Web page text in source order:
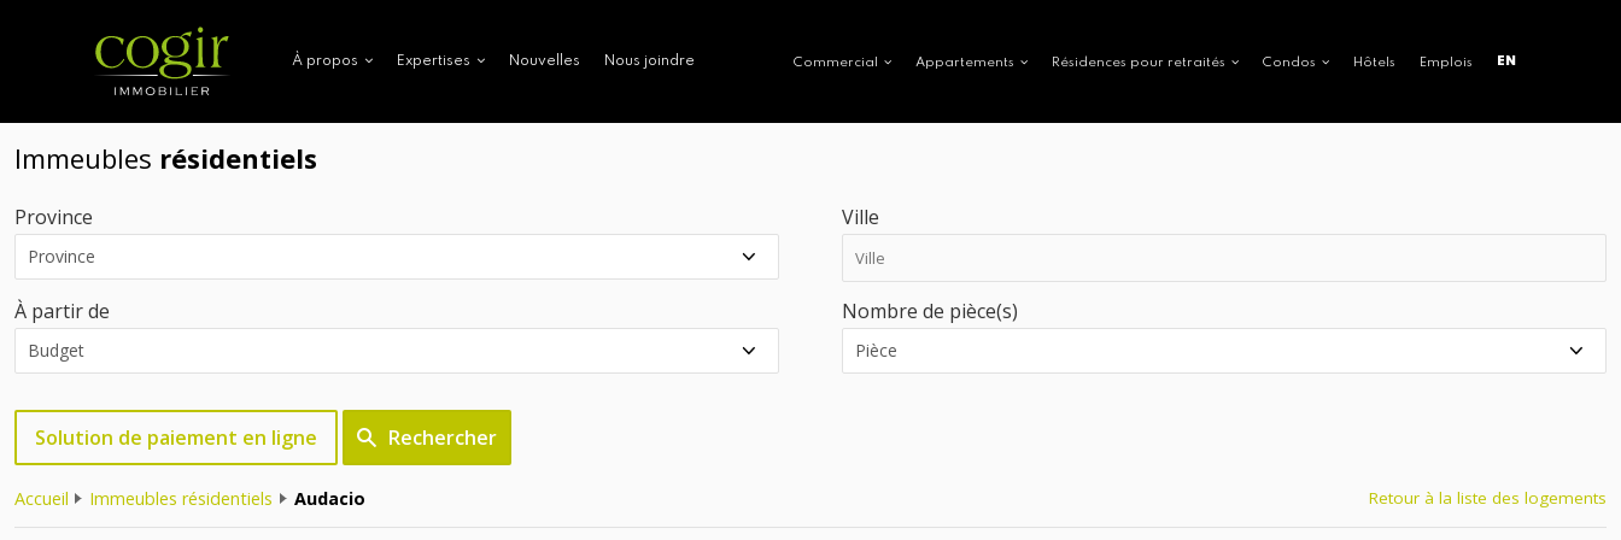
À propos Expertises Nouvelles Nous joindre Commercial Appartements Résidences pour retraités Condos Hôtels Emplois EN
Immeubles résidentiels
Province Ville
À partir de Nombre de pièce(s)
Solution de paiement en ligne Rechercher
Accueil Immeubles résidentiels Audacio Retour à la liste des logements